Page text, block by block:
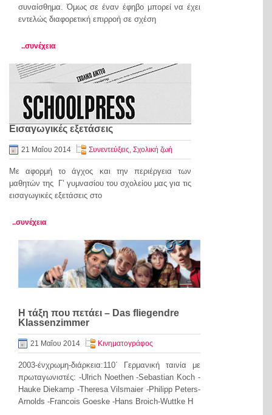
συναίσθημα. Όμως σε έναν έφηβο μπορεί να έχει
εντελώς διαφορετική επιρροή σε σχέση
..συνέχεια
Εισαγωγικές εξετάσεις
21 Μαΐου 2014 Συνεντεύξεις, Σχολική ζωή
Με αφορμή το άγχος και την περιέργεια των
μαθητών της Γ’ γυμνασίου του σχολείου μας για τις
εισαγωγικές εξετάσεις στο
..συνέχεια
Η τάξη που πετάει – Das fliegendre
Klassenzimmer
21 Μαΐου 2014 Κινηματογράφος
2003-ένχρωμη-διάρκεια:110΄ Γερμανική ταινία με
πρωταγωνιστές: -Ulrich Noethen -Sebastian Koch -
Hauke Diekamp -Theresa Vilsmaier -Philipp Peters-
Arnolds -Francois Goeske -Hans Broich-Wuttke Η